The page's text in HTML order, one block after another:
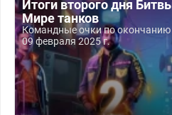
Итоги второго дня
Мире танков
Командные очки по окончанию
09 февраля 2025 г.